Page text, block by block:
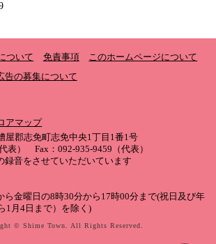
ついて 免責事項
このホームページについて
告の募集について
アマップ
郡志免町志免中央1丁目1番1号
表） Fax：092-935-9459（代表）
録音をさせていただいています
金曜日の8時30分から17時00分まで(祝日及び年
1月4日まで）を除く)
© Shime Town. All Rights Reserved.